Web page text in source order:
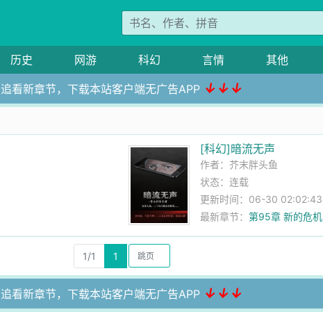
历史 网游 科幻 言情 其他
追看新章节，下载本站客户端无广告APP ↓↓↓
[科幻]暗流无声
作者： 芥末胖头鱼
状态：连载
更新时间：06-30 02:02:43
最新章节： 第95章 新的危机
1/1 1
追看新章节，下载本站客户端无广告APP ↓↓↓